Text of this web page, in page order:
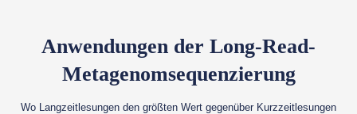
Anwendungen der Long-Read-
Metagenomsequenzierung
Wo Langzeitlesungen den größten Wert gegenüber Kurzzeitlesungen